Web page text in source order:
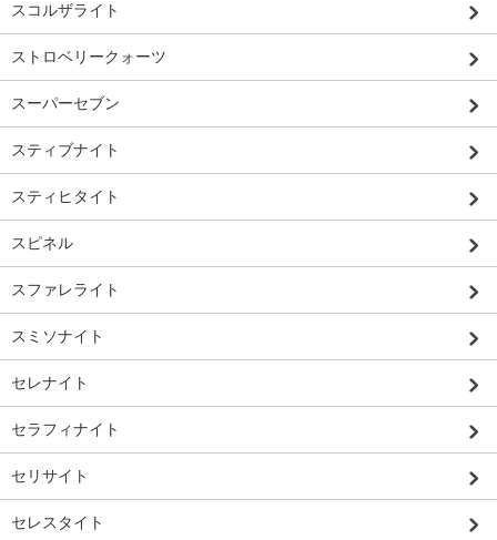
スコルザライト
ストロベリークォーツ
スーパーセブン
スティブナイト
スティヒタイト
スピネル
スファレライト
スミソナイト
セレナイト
セラフィナイト
セリサイト
セレスタイト